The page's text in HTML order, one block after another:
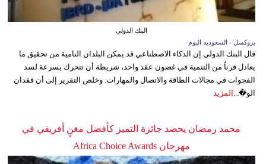
البنك الدولي
بروكسل - السعوديه اليوم
قال البنك الدولي إن الذكاء الاصطناعي قد يمكن البلدان النامية من تحقيق ما
يعادل قرناً من التنمية في غضون عقد واحد، شريطة أن تتحرك بسرعة لسد
الفجوات في مجالات الطاقة والاتصال والمهارات. وخلص التقرير إلى أن فقدان
الو�...
المزيد
محمد رمضان يحصد جائزة التميز كأفضل مغنٍ أفريقي في
مهرجان Africa Choice Awards